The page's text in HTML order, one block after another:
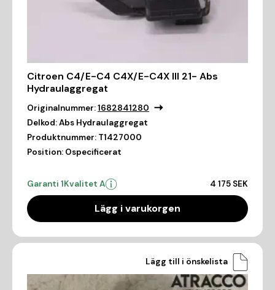
Citroen C4/E-C4 C4X/E-C4X III 21- Abs
Hydraulaggregat
Originalnummer:1682841280
Delkod:Abs Hydraulaggregat
Produktnummer: T1427000
Position: Ospecificerat
Garanti 1Kvalitet A 4 175 SEK
Lägg i varukorgen
Lägg till i önskelista